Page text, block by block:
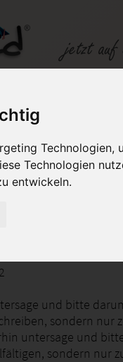
Technologien
entwickeln.
und bitte
sondern nur
untersage und
sondern nur